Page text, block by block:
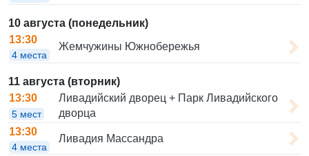
10 августа (понедельник)
13:30
4 места
Жемчужины Южнобережья
11 августа (вторник)
13:30
5 мест
Ливадийский дворец + Парк Ливадийского
дворца
13:30
4 места
Ливадия Массандра